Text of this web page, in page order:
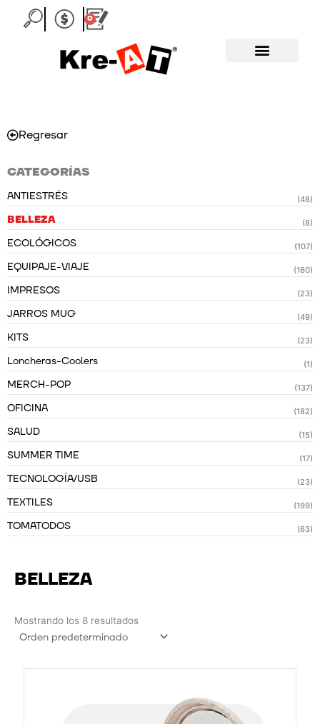
0
Carrito
Regresar
CATEGORÍAS
ANTIESTRÉS (48)
BELLEZA (8)
ECOLÓGICOS (107)
EQUIPAJE-VIAJE (160)
IMPRESOS (23)
JARROS MUG (49)
KITS (23)
Loncheras-Coolers (1)
MERCH-POP (137)
OFICINA (182)
SALUD (15)
SUMMER TIME (17)
TECNOLOGÍA/USB (23)
TEXTILES (199)
TOMATODOS (63)
BELLEZA
Mostrando los 8 resultados